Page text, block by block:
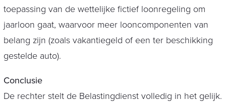
toepassing van de wettelijke fictief loonregeling om
jaarloon gaat, waarvoor meer looncomponenten van
belang zijn (zoals vakantiegeld of een ter beschikking
gestelde auto).
Conclusie
De rechter stelt de Belastingdienst volledig in het gelijk.